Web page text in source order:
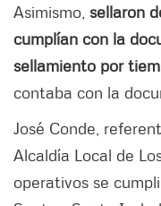
Asimismo, sellaron
cumplían con la
sellamiento por
contaba con la
José Conde,
Alcaldía Local de
operativos se